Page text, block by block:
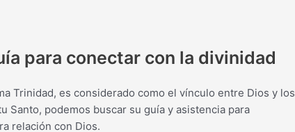
para conectar con la divinidad
Trinidad, es considerado como el vínculo entre Dios y los
Santo, podemos buscar su guía y asistencia para
relación con Dios.